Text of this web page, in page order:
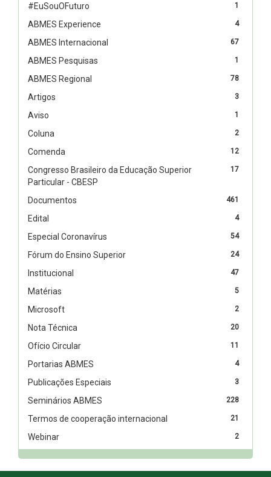
1
#EuSouOFuturo
4
ABMES Experience
67
ABMES Internacional
1
ABMES Pesquisas
78
ABMES Regional
3
Artigos
1
Aviso
2
Coluna
12
Comenda
17
Congresso Brasileiro da Educação Superior
Particular - CBESP
461
Documentos
4
Edital
54
Especial Coronavírus
24
Fórum do Ensino Superior
47
Institucional
5
Matérias
2
Microsoft
20
Nota Técnica
11
Ofício Circular
4
Portarias ABMES
3
Publicações Especiais
228
Seminários ABMES
21
Termos de cooperação internacional
2
Webinar